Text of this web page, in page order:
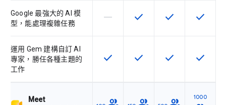
Google 最強大的 AI 模
型，能處理複雜任務
這個 SKU 不支援這項功能
horizontal_rule 這項功能適用於該 SKU
check 這項功能適用於
check 這項功
check
運用 Gem 建構自訂 AI
專家，勝任各種主題的
工作
這項功能適用於該 SKU
check 這項功能適用於該 SKU
check 這項功能適用於
check 這項功
check
Meet
1000